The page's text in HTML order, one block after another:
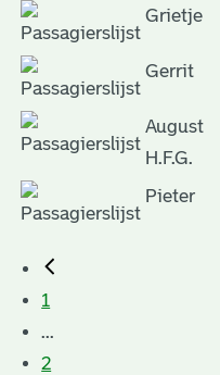
Grietje
Gerrit
August
H.F.G.
Pieter
1
...
2